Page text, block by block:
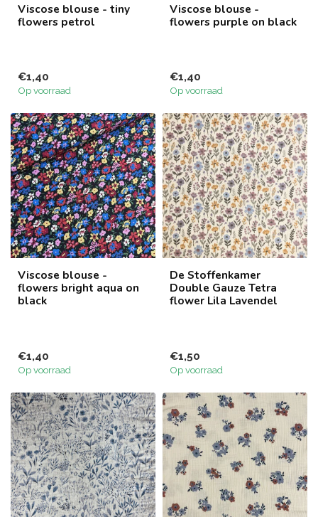
Viscose blouse - tiny
flowers petrol
€1,40
Op voorraad
Viscose blouse -
flowers purple on black
€1,40
Op voorraad
Viscose blouse -
flowers bright aqua on
black
€1,40
Op voorraad
De Stoffenkamer
Double Gauze Tetra
flower Lila Lavendel
€1,50
Op voorraad